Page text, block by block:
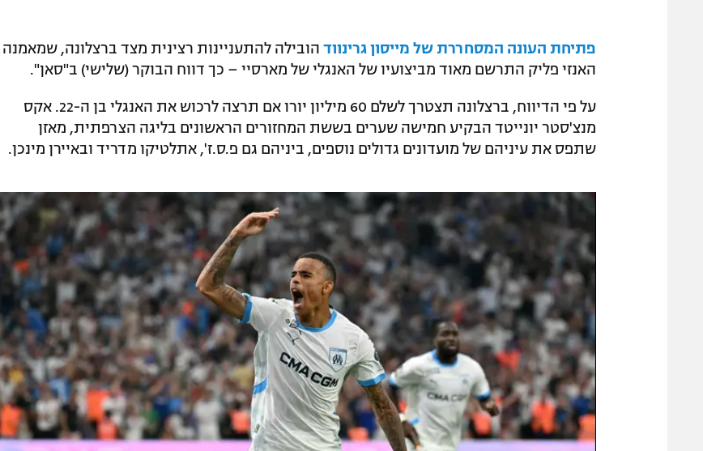
פתיחת העונה המסחררת של מייסון גרינווד הובילה להתעניינות רצינית מצד ברצלונה, שמאמנה
האנזי פליק התרשם מאוד מביצועיו של האנגלי של מארסיי – כך דווח הבוקר (שלישי) ב"סאן".
על פי הדיווח, ברצלונה תצטרך לשלם 60 מיליון יורו אם תרצה לרכוש את האנגלי בן ה-22. אקס
מנצ'סטר יונייטד הבקיע חמישה שערים בששת המחזורים הראשונים בליגה הצרפתית, מאזן
שתפס את עיניהם של מועדונים גדולים נוספים, ביניהם גם פ.ס.ז', אתלטיקו מדריד ובאיירן מינכן.